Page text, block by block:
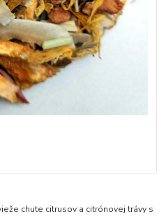
chute citrusov a citrónovej trávy s